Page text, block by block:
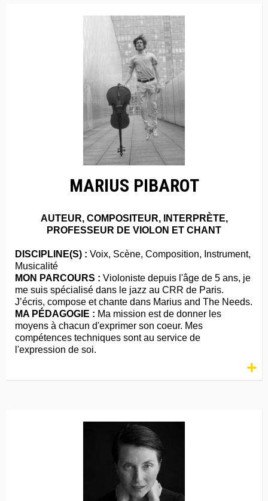
MARIUS PIBAROT
AUTEUR, COMPOSITEUR, INTERPRÈTE,
PROFESSEUR DE VIOLON ET CHANT
DISCIPLINE(S) : Voix, Scène, Composition, Instrument,
Musicalité
MON PARCOURS : Violoniste depuis l'âge de 5 ans, je
me suis spécialisé dans le jazz au CRR de Paris.
J’écris, compose et chante dans Marius and The Needs.
MA PÉDAGOGIE : Ma mission est de donner les
moyens à chacun d'exprimer son coeur. Mes
compétences techniques sont au service de
l'expression de soi.
+